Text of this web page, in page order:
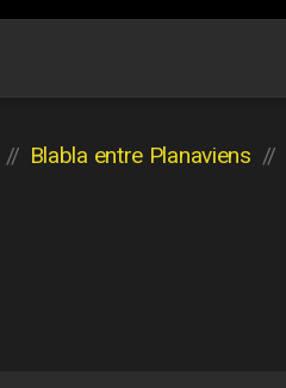
Blabla entre Planaviens